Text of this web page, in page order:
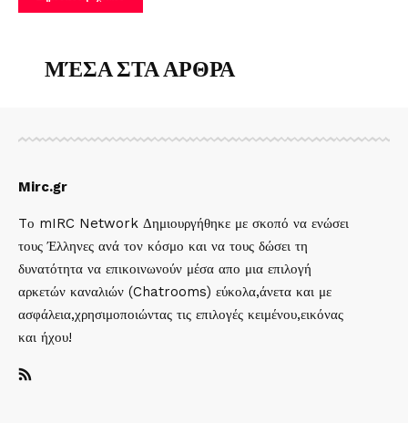
ΜΈΣΑ ΣΤΑ ΑΡΘΡΑ
Mirc.gr
Tο mIRC Network Δημιουργήθηκε με σκοπό να ενώσει
τους Έλληνες ανά τον κόσμο και να τους δώσει τη
δυνατότητα να επικοινωνούν μέσα απο μια επιλογή
αρκετών καναλιών (Chatrooms) εύκολα,άνετα και με
ασφάλεια,χρησιμοποιώντας τις επιλογές κειμένου,εικόνας
και ήχου!